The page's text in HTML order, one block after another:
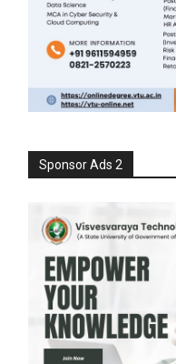
Sponsor Ads 2